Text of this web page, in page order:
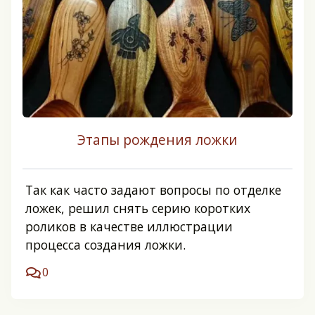
Этапы рождения ложки
Так как часто задают вопросы по отделке
ложек, решил снять серию коротких
роликов в качестве иллюстрации
процесса создания ложки.
0